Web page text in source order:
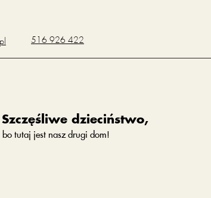
516 926 422
Szczęśliwe dzieciństwo,
bo tutaj jest nasz drugi dom!